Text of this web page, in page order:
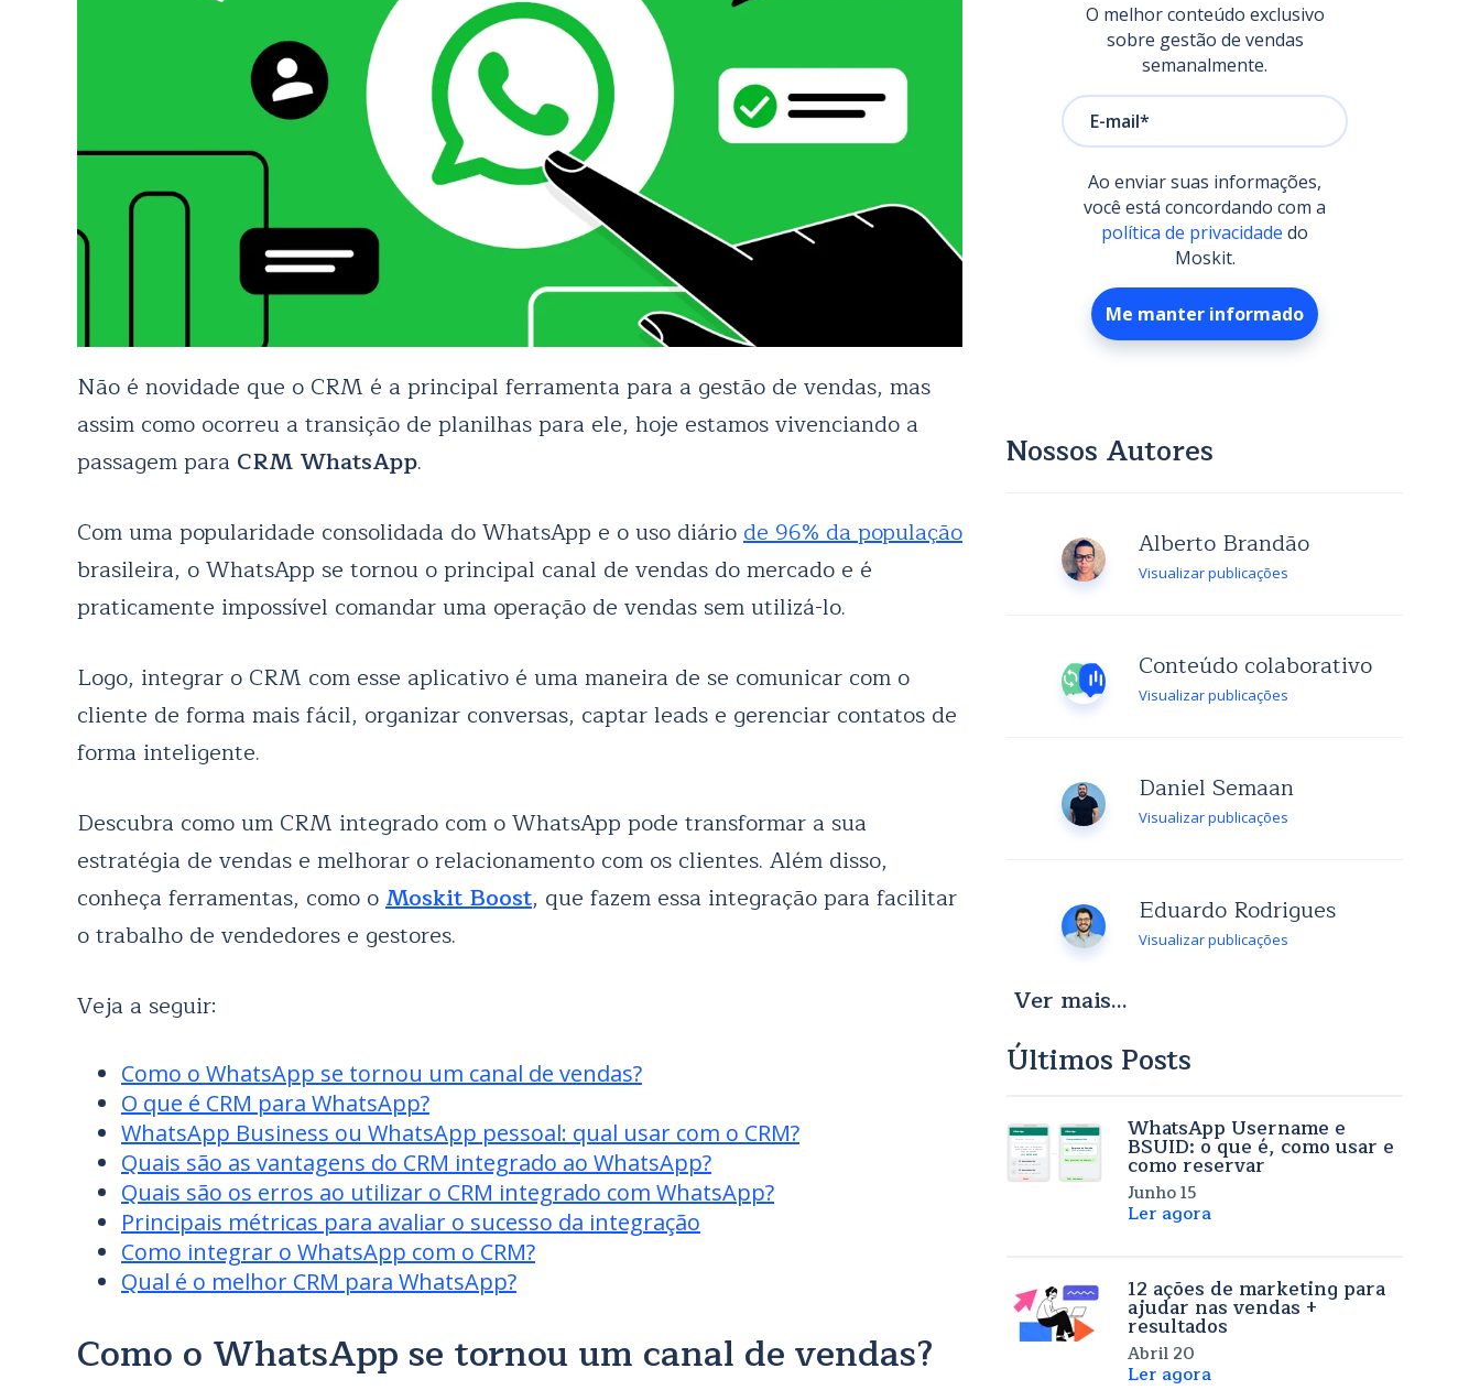
Não é novidade que o CRM é a principal ferramenta para a gestão de vendas, mas
assim como ocorreu a transição de planilhas para ele, hoje estamos vivenciando a
passagem para CRM WhatsApp.
Com uma popularidade consolidada do WhatsApp e o uso diáriode 96% da população
brasileira, o WhatsApp se tornou o principal canal de vendas do mercado e é
praticamente impossível comandar uma operação de vendas sem utilizá-lo.
Logo, integrar o CRM com esse aplicativo é uma maneira de se comunicar com o
cliente de forma mais fácil, organizar conversas, captar leads e gerenciar contatos de
forma inteligente.
Descubra como um CRM integrado com o WhatsApp pode transformar a sua
estratégia de vendas e melhorar o relacionamento com os clientes. Além disso,
conheça ferramentas, como oMoskit Boost, que fazem essa integração para facilitar
o trabalho de vendedores e gestores.
Veja a seguir:
Como o WhatsApp se tornou um canal de vendas?
O que é CRM para WhatsApp?
WhatsApp Business ou WhatsApp pessoal: qual usar com o CRM?
Quais são as vantagens do CRM integrado ao WhatsApp?
Quais são os erros ao utilizar o CRM integrado com WhatsApp?
Principais métricas para avaliar o sucesso da integração
Como integrar o WhatsApp com o CRM?
Qual é o melhor CRM para WhatsApp?
Como o WhatsApp se tornou um canal de vendas?
O melhor conteúdo exclusivo
sobre gestão de vendas
semanalmente.
Ao enviar suas informações,
você está concordando com a
política de privacidade do
Moskit.
Nossos Autores
Alberto Brandão
Visualizar publicações
Conteúdo colaborativo
Visualizar publicações
Daniel Semaan
Visualizar publicações
Eduardo Rodrigues
Visualizar publicações
Ver mais...
Últimos Posts
WhatsApp Username e
BSUID: o que é, como usar e
como reservar
Junho 15
Ler agora
12 ações de marketing para
ajudar nas vendas +
resultados
Abril 20
Ler agora